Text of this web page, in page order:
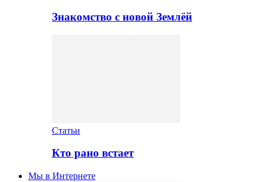
Знакомство с новой Землёй
Статьи
Кто рано встает
Мы в Интернете